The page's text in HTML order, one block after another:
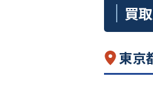
買
東京